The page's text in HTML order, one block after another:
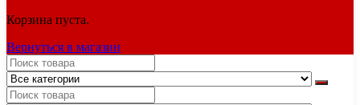
Корзина пуста.
Вернуться в магазин